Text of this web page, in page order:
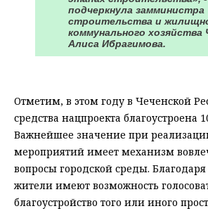
подчеркнула замминистра
строительства и
коммунального хозяйства
Алиса Ибрагимова.
Отметим, в этом году в Чеченской
средства нацпроекта благоустроена
Важнейшее значение при
мероприятий имеет механизм
вопросы городской среды.
жители имеют возможность
благоустройство того или иного